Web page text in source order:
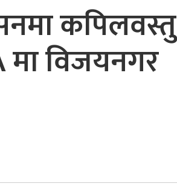
कपिलवस्तु
मा विजयनगर